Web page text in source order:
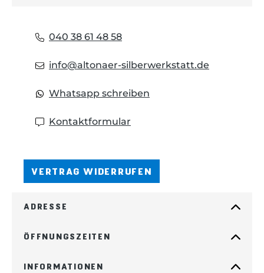
040 38 61 48 58
info@altonaer-silberwerkstatt.de
Whatsapp schreiben
Kontaktformular
VERTRAG WIDERRUFEN
ADRESSE
ÖFFNUNGSZEITEN
INFORMATIONEN